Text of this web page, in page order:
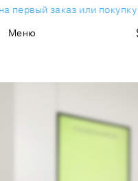
заказ или покупку
Меню